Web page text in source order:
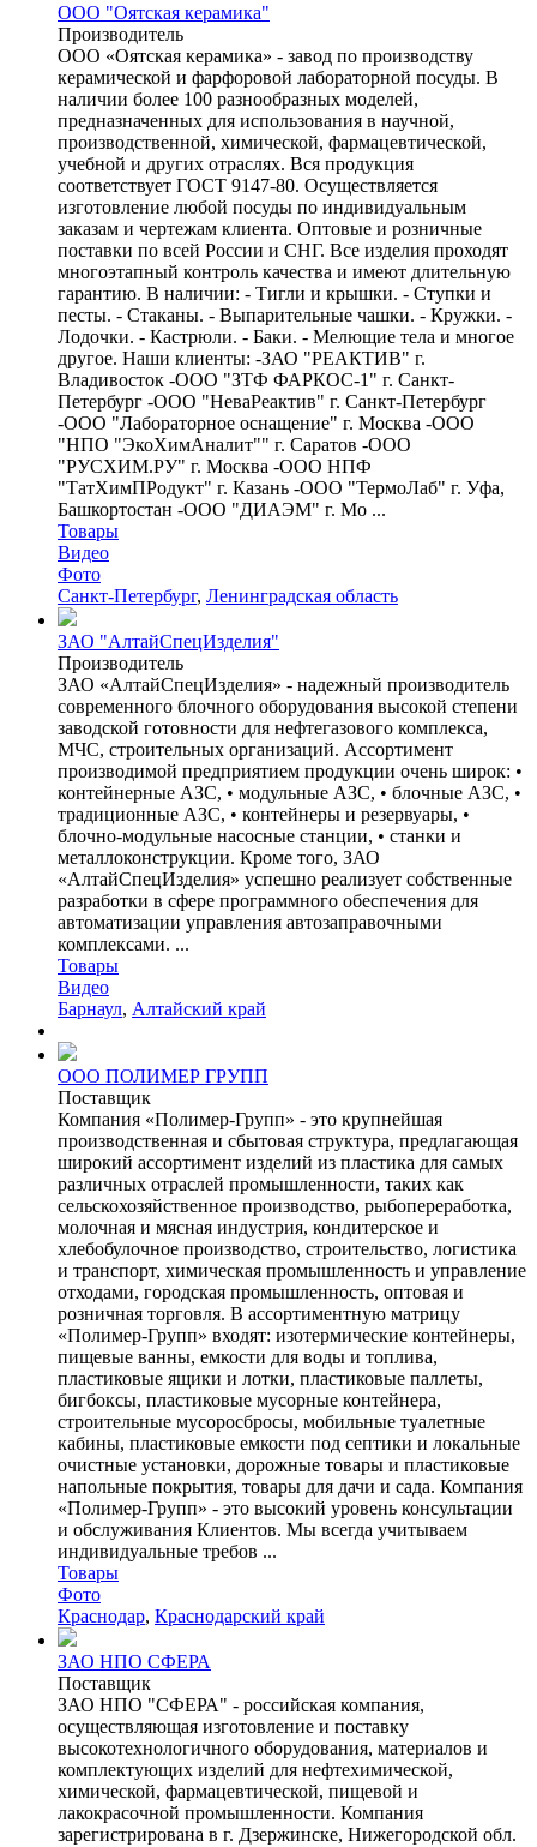
ООО "Оятская керамика"
Производитель
ООО «Оятская керамика» - завод по производству
керамической и фарфоровой лабораторной посуды. В
наличии более 100 разнообразных моделей,
предназначенных для использования в научной,
производственной, химической, фармацевтической,
учебной и других отраслях. Вся продукция
соответствует ГОСТ 9147-80. Осуществляется
изготовление любой посуды по индивидуальным
заказам и чертежам клиента. Оптовые и розничные
поставки по всей России и СНГ. Все изделия проходят
многоэтапный контроль качества и имеют длительную
гарантию. В наличии: - Тигли и крышки. - Ступки и
песты. - Стаканы. - Выпарительные чашки. - Кружки. -
Лодочки. - Кастрюли. - Баки. - Мелющие тела и многое
другое. Наши клиенты: -ЗАО "РЕАКТИВ" г.
Владивосток -ООО "ЗТФ ФАРКОС-1" г. Санкт-
Петербург -ООО "НеваРеактив" г. Санкт-Петербург
-ООО "Лабораторное оснащение" г. Москва -ООО
"НПО "ЭкоХимАналит"" г. Саратов -ООО
"РУСХИМ.РУ" г. Москва -ООО НПФ
"ТатХимПРодукт" г. Казань -ООО "ТермоЛаб" г. Уфа,
Башкортостан -ООО "ДИАЭМ" г. Мо ...
Товары
Видео
Фото
Санкт-Петербург, Ленинградская область
ЗАО "АлтайСпецИзделия"
Производитель
ЗАО «АлтайСпецИзделия» - надежный производитель
современного блочного оборудования высокой степени
заводской готовности для нефтегазового комплекса,
МЧС, строительных организаций. Ассортимент
производимой предприятием продукции очень широк: •
контейнерные АЗС, • модульные АЗС, • блочные АЗС, •
традиционные АЗС, • контейнеры и резервуары, •
блочно-модульные насосные станции, • станки и
металлоконструкции. Кроме того, ЗАО
«АлтайСпецИзделия» успешно реализует собственные
разработки в сфере программного обеспечения для
автоматизации управления автозаправочными
комплексами. ...
Товары
Видео
Барнаул, Алтайский край
ООО ПОЛИМЕР ГРУПП
Поставщик
Компания «Полимер-Групп» - это крупнейшая
производственная и сбытовая структура, предлагающая
широкий ассортимент изделий из пластика для самых
различных отраслей промышленности, таких как
сельскохозяйственное производство, рыбопереработка,
молочная и мясная индустрия, кондитерское и
хлебобулочное производство, строительство, логистика
и транспорт, химическая промышленность и управление
отходами, городская промышленность, оптовая и
розничная торговля. В ассортиментную матрицу
«Полимер-Групп» входят: изотермические контейнеры,
пищевые ванны, емкости для воды и топлива,
пластиковые ящики и лотки, пластиковые паллеты,
бигбоксы, пластиковые мусорные контейнера,
строительные мусоросбросы, мобильные туалетные
кабины, пластиковые емкости под септики и локальные
очистные установки, дорожные товары и пластиковые
напольные покрытия, товары для дачи и сада. Компания
«Полимер-Групп» - это высокий уровень консультации
и обслуживания Клиентов. Мы всегда учитываем
индивидуальные требов ...
Товары
Фото
Краснодар, Краснодарский край
ЗАО НПО СФЕРА
Поставщик
ЗАО НПО "СФЕРА" - российская компания,
осуществляющая изготовление и поставку
высокотехнологичного оборудования, материалов и
комплектующих изделий для нефтехимической,
химической, фармацевтической, пищевой и
лакокрасочной промышленности. Компания
зарегистрирована в г. Дзержинске, Нижегородской обл.